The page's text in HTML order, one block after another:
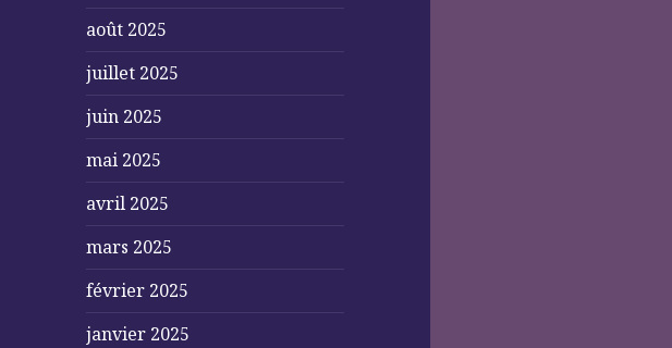
août 2025
juillet 2025
juin 2025
mai 2025
avril 2025
mars 2025
février 2025
janvier 2025